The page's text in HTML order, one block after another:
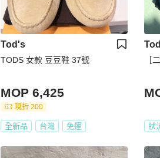
Tod's
TODS 女款 豆豆鞋 37號
MOP 6,425
現折 200
全新品 台灣 免運
［
狀